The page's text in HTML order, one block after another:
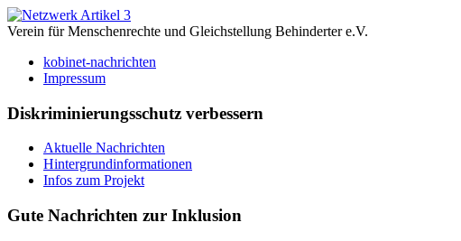
Verein für Menschenrechte und Gleichstellung Behinderter e.V.
kobinet-nachrichten
Impressum
Diskriminierungsschutz verbessern
Aktuelle Nachrichten
Hintergrundinformationen
Infos zum Projekt
Gute Nachrichten zur Inklusion